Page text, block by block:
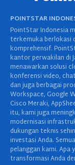
POINTSTAR
PointStar Indonesia
terkemuka berlokasi
komprehensif.
kantor perwakilan di
menawarkan solusi
konferensi video,
dan juga berbagai
Workspace, Google
Cisco Meraki,
itu, kami juga
modernisasi
dukungan teknis
investasi Anda.
pelanggan kami. Apa
transformasi Anda